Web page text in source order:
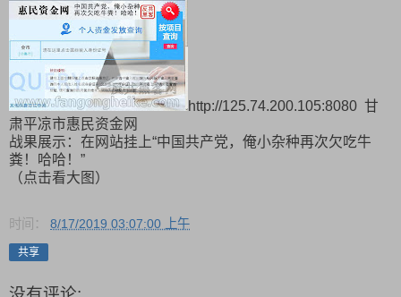
http://125.74.200.105:8080 甘
肃平凉市惠民资金网
战果展示：在网站挂上“中国共产党，俺小杂种再次欠吃牛
粪！哈哈！”
（点击看大图）
时间： 8/17/2019 03:07:00 上午
共享